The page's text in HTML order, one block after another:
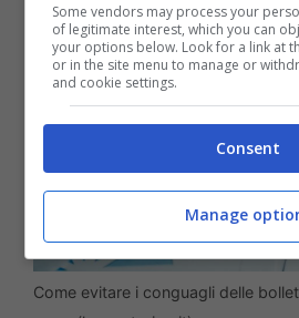
Come evitare i conguagli delle
Some vendors may process your
of legitimate interest, which you can
your options below. Look for a link at
or in the site menu to manage or
and cookie settings.
Consent
Manage